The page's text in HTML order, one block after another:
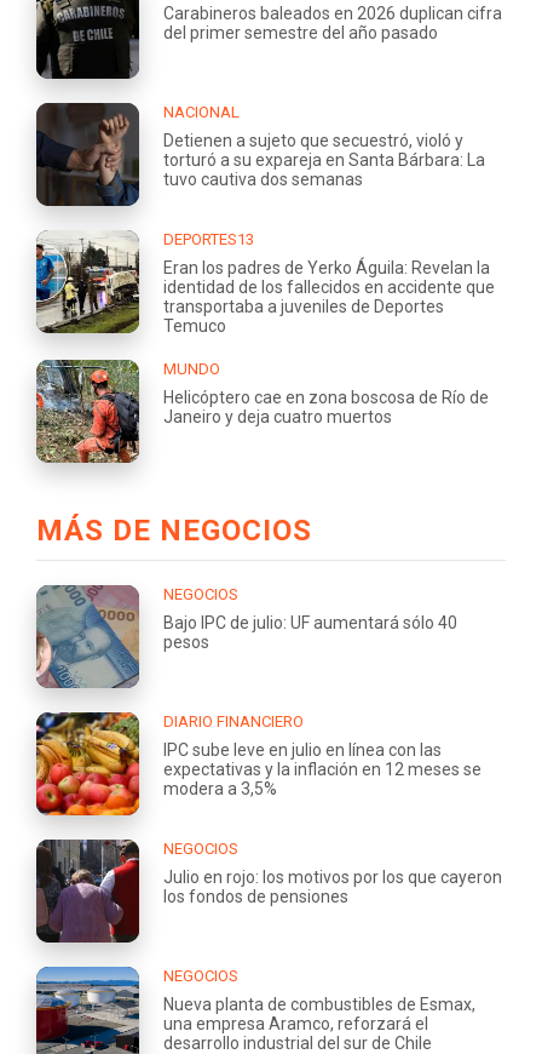
Carabineros baleados en 2026 duplican cifra
del primer semestre del año pasado
NACIONAL
Detienen a sujeto que secuestró, violó y
torturó a su expareja en Santa Bárbara: La
tuvo cautiva dos semanas
DEPORTES13
Eran los padres de Yerko Águila: Revelan la
identidad de los fallecidos en accidente que
transportaba a juveniles de Deportes
Temuco
MUNDO
Helicóptero cae en zona boscosa de Río de
Janeiro y deja cuatro muertos
MÁS DE NEGOCIOS
NEGOCIOS
Bajo IPC de julio: UF aumentará sólo 40
pesos
DIARIO FINANCIERO
IPC sube leve en julio en línea con las
expectativas y la inflación en 12 meses se
modera a 3,5%
NEGOCIOS
Julio en rojo: los motivos por los que cayeron
los fondos de pensiones
NEGOCIOS
Nueva planta de combustibles de Esmax,
una empresa Aramco, reforzará el
desarrollo industrial del sur de Chile